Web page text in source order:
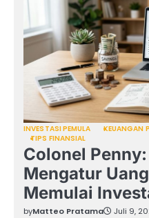
INVESTASI PEMULA KEUANGAN
TIPS FINANSIAL
Colonel
Mengatur
Memulai
byMatteo Pratama Juli 9,